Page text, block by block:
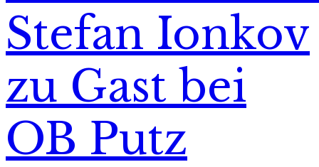
Stefan Ionkov
zu Gast bei
OB Putz